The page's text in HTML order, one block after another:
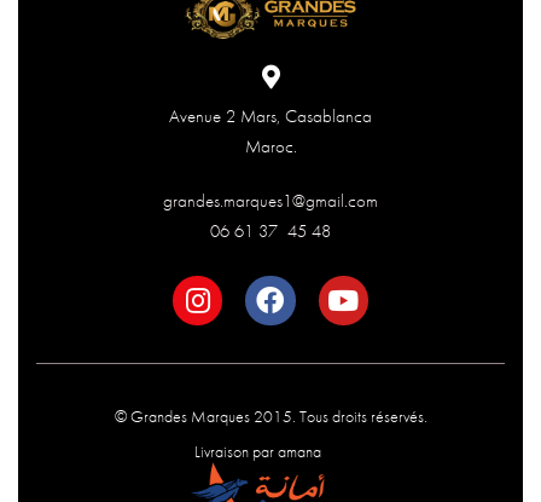
Avenue 2 Mars, Casablanca
Maroc.
grandes.marques1@gmail.com
06 61 37 45 48
© Grandes Marques 2015. Tous droits réservés.
Livraison par amana